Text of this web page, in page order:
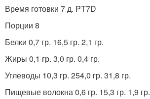
Время готовки 7 д. PT7D
Порции 8
Белки 0,7 гр. 16,5 гр. 2,1 гр.
Жиры 0,1 гр. 3,0 гр. 0,4 гр.
Углеводы 10,3 гр. 254,0 гр. 31,8 гр.
Пищевые волокна 0,6 гр. 15,3 гр. 1,9 гр.